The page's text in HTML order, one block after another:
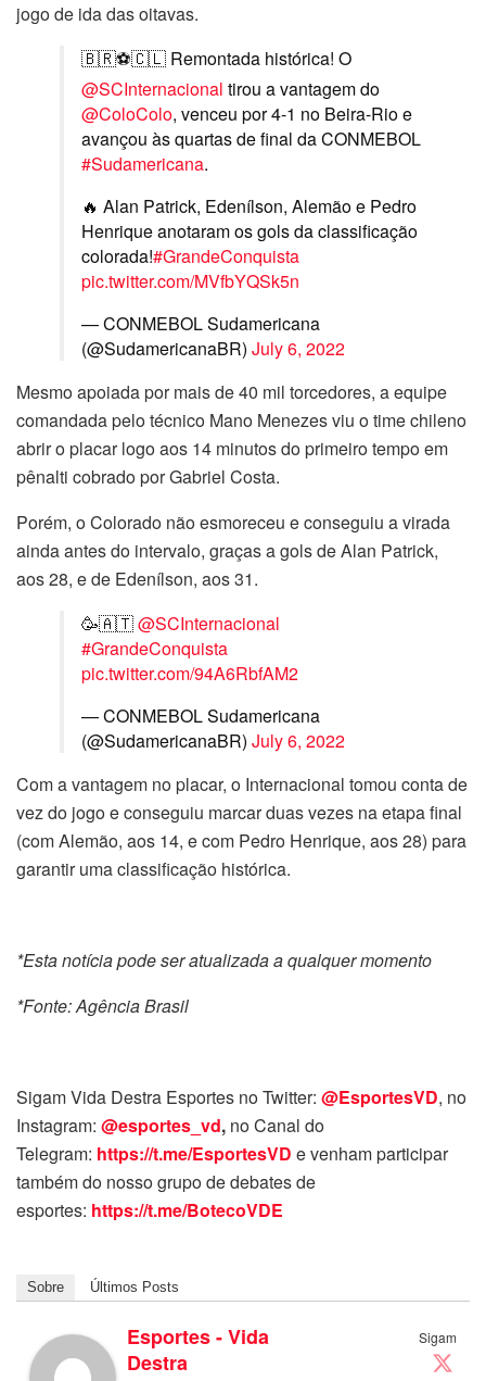
jogo de ida das oitavas.
🇧🇷⚽🇨🇱 Remontada histórica! O
@SCInternacional tirou a vantagem do
@ColoColo, venceu por 4-1 no Beira-Rio e
avançou às quartas de final da CONMEBOL
#Sudamericana.
🔥 Alan Patrick, Edenílson, Alemão e Pedro
Henrique anotaram os gols da classificação
colorada!#GrandeConquista
pic.twitter.com/MVfbYQSk5n
— CONMEBOL Sudamericana
(@SudamericanaBR) July 6, 2022
Mesmo apoiada por mais de 40 mil torcedores, a equipe
comandada pelo técnico Mano Menezes viu o time chileno
abrir o placar logo aos 14 minutos do primeiro tempo em
pênalti cobrado por Gabriel Costa.
Porém, o Colorado não esmoreceu e conseguiu a virada
ainda antes do intervalo, graças a gols de Alan Patrick,
aos 28, e de Edenílson, aos 31.
🥳🇦🇹@SCInternacional
#GrandeConquista
pic.twitter.com/94A6RbfAM2
— CONMEBOL Sudamericana
(@SudamericanaBR) July 6, 2022
Com a vantagem no placar, o Internacional tomou conta de
vez do jogo e conseguiu marcar duas vezes na etapa final
(com Alemão, aos 14, e com Pedro Henrique, aos 28) para
garantir uma classificação histórica.
*Esta notícia pode ser atualizada a qualquer momento
*Fonte: Agência Brasil
Sigam Vida Destra Esportes no Twitter: @EsportesVD, no
Instagram: @esportes_vd, no Canal do
Telegram: https://t.me/EsportesVD e venham participar
também do nosso grupo de debates de
esportes: https://t.me/BotecoVDE
Sobre Últimos Posts
Sigam
Esportes - Vida
Destra